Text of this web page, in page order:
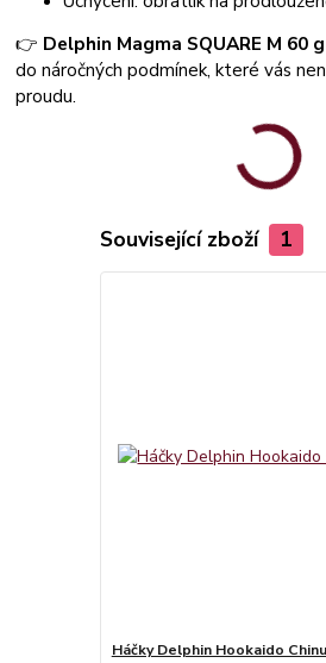
👉 Delphin Magma SQUARE M 60 g
do náročných podmínek, které vás
proudu.
Související zboží 1
Háčky Delphin Hookaido